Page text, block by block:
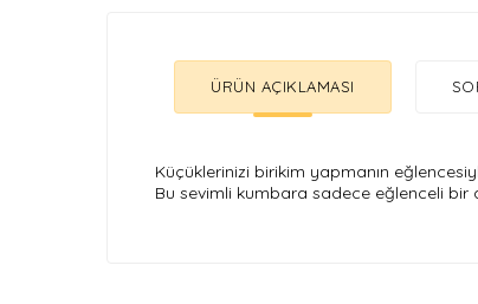
ÜRÜN AÇIKLAMASI
Küçüklerinizi birikim yapmanın
Bu sevimli kumbara sadece eğlenceli